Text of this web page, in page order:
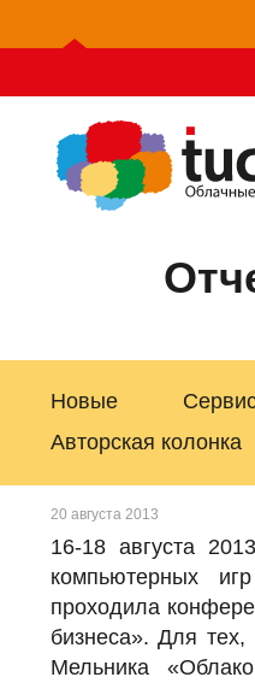
Новые
Авторская колонка
20 августа 2013
16-18 августа
компьютерных
проходила
бизнеса». Для
Мельника